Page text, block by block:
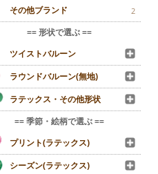
その他ブランド
2
== 形状で選ぶ ==
ツイストバルーン
ラウンドバルーン(無地)
ラテックス・その他形状
== 季節・絵柄で選ぶ ==
プリント(ラテックス)
シーズン(ラテックス)